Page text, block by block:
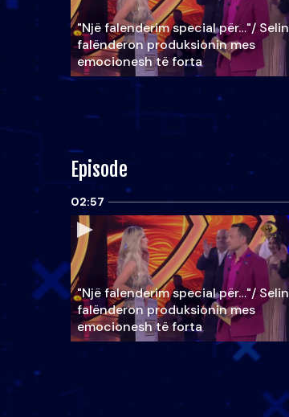
"Një falenderim special për…"/ Selin
falënderon produksionin mes
emocionesh të forta
Episode
02:57
"Një falenderim special për…"/ Selin
falënderon produksionin mes
emocionesh të forta